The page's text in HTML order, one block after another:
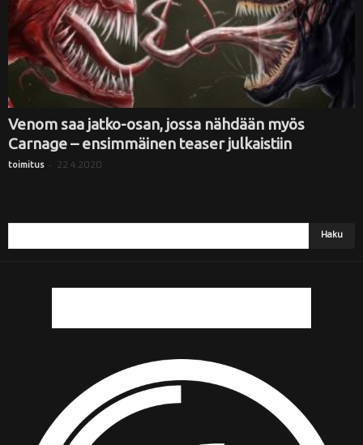
Venom saa jatko-osan, jossa nähdään myös
Carnage – ensimmäinen teaser julkaistiin
toimitus - 22.4.2020